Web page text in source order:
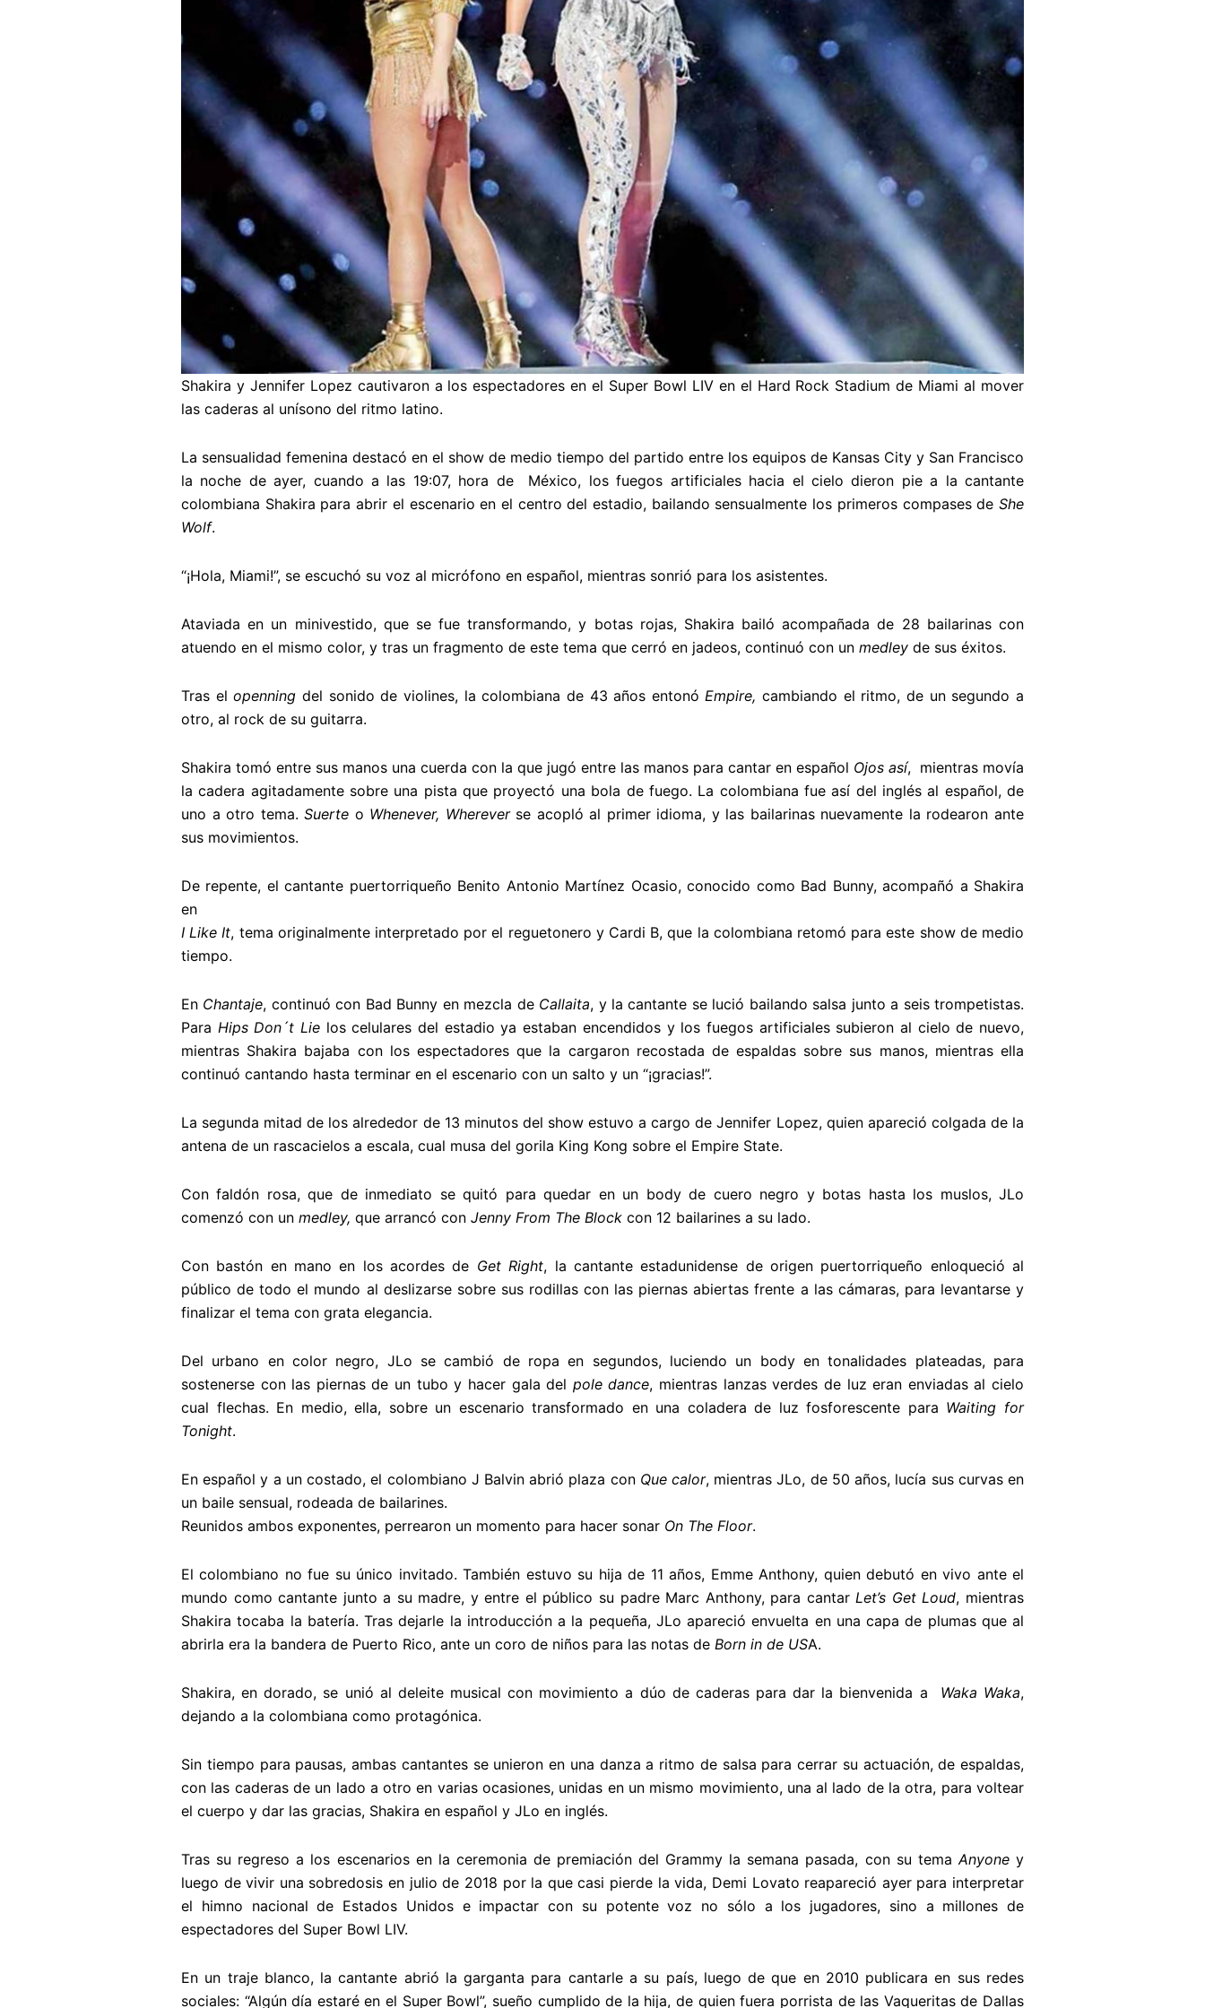
Shakira y Jennifer Lopez cautivaron a los espectadores en el Super Bowl LIV en el Hard Rock Stadium de Miami al mover
las caderas al unísono del ritmo latino.
La sensualidad femenina destacó en el show de medio tiempo del partido entre los equipos de Kansas City y San Francisco
la noche de ayer, cuando a las 19:07, hora de México, los fuegos artificiales hacia el cielo dieron pie a la cantante
colombiana Shakira para abrir el escenario en el centro del estadio, bailando sensualmente los primeros compases de She
Wolf.
“¡Hola, Miami!”, se escuchó su voz al micrófono en español, mientras sonrió para los asistentes.
Ataviada en un minivestido, que se fue transformando, y botas rojas, Shakira bailó acompañada de 28 bailarinas con
atuendo en el mismo color, y tras un fragmento de este tema que cerró en jadeos, continuó con un medley de sus éxitos.
Tras elopenning del sonido de violines, la colombiana de 43 años entonóEmpire, cambiando el ritmo, de un segundo a
otro, al rock de su guitarra.
Shakira tomó entre sus manos una cuerda con la que jugó entre las manos para cantar en español Ojos así, mientras movía
la cadera agitadamente sobre una pista que proyectó una bola de fuego. La colombiana fue así del inglés al español, de
uno a otro tema.Suerte o Whenever, Wherever se acopló al primer idioma, y las bailarinas nuevamente la rodearon ante
sus movimientos.
De repente, el cantante puertorriqueño Benito Antonio Martínez Ocasio, conocido como Bad Bunny, acompañó a Shakira
en
I Like It, tema originalmente interpretado por el reguetonero y Cardi B, que la colombiana retomó para este show de medio
tiempo.
En Chantaje, continuó con Bad Bunny en mezcla de Callaita, y la cantante se lució bailando salsa junto a seis trompetistas.
Para Hips Don´t Lie los celulares del estadio ya estaban encendidos y los fuegos artificiales subieron al cielo de nuevo,
mientras Shakira bajaba con los espectadores que la cargaron recostada de espaldas sobre sus manos, mientras ella
continuó cantando hasta terminar en el escenario con un salto y un “¡gracias!”.
La segunda mitad de los alrededor de 13 minutos del show estuvo a cargo de Jennifer Lopez, quien apareció colgada de la
antena de un rascacielos a escala, cual musa del gorila King Kong sobre el Empire State.
Con faldón rosa, que de inmediato se quitó para quedar en un body de cuero negro y botas hasta los muslos, JLo
comenzó con un medley, que arrancó con Jenny From The Block con 12 bailarines a su lado.
Con bastón en mano en los acordes de Get Right, la cantante estadunidense de origen puertorriqueño enloqueció al
público de todo el mundo al deslizarse sobre sus rodillas con las piernas abiertas frente a las cámaras, para levantarse y
finalizar el tema con grata elegancia.
Del urbano en color negro, JLo se cambió de ropa en segundos, luciendo un body en tonalidades plateadas, para
sostenerse con las piernas de un tubo y hacer gala del pole dance, mientras lanzas verdes de luz eran enviadas al cielo
cual flechas. En medio, ella, sobre un escenario transformado en una coladera de luz fosforescente para Waiting for
Tonight.
En español y a un costado, el colombiano J Balvin abrió plaza con Que calor, mientras JLo, de 50 años, lucía sus curvas en
un baile sensual, rodeada de bailarines.
Reunidos ambos exponentes, perrearon un momento para hacer sonar On The Floor.
El colombiano no fue su único invitado. También estuvo su hija de 11 años, Emme Anthony, quien debutó en vivo ante el
mundo como cantante junto a su madre, y entre el público su padre Marc Anthony, para cantarLet’s Get Loud, mientras
Shakira tocaba la batería. Tras dejarle la introducción a la pequeña, JLo apareció envuelta en una capa de plumas que al
abrirla era la bandera de Puerto Rico, ante un coro de niños para las notas de Born in de USA.
Shakira, en dorado, se unió al deleite musical con movimiento a dúo de caderas para dar la bienvenida a Waka Waka,
dejando a la colombiana como protagónica.
Sin tiempo para pausas, ambas cantantes se unieron en una danza a ritmo de salsa para cerrar su actuación, de espaldas,
con las caderas de un lado a otro en varias ocasiones, unidas en un mismo movimiento, una al lado de la otra, para voltear
el cuerpo y dar las gracias, Shakira en español y JLo en inglés.
Tras su regreso a los escenarios en la ceremonia de premiación del Grammy la semana pasada, con su temaAnyoney
luego de vivir una sobredosis en julio de 2018 por la que casi pierde la vida, Demi Lovato reapareció ayer para interpretar
el himno nacional de Estados Unidos e impactar con su potente voz no sólo a los jugadores, sino a millones de
espectadores del Super Bowl LIV.
En un traje blanco, la cantante abrió la garganta para cantarle a su país, luego de que en 2010 publicara en sus redes
sociales: “Algún día estaré en el Super Bowl”, sueño cumplido de la hija, de quien fuera porrista de las Vaqueritas de Dallas